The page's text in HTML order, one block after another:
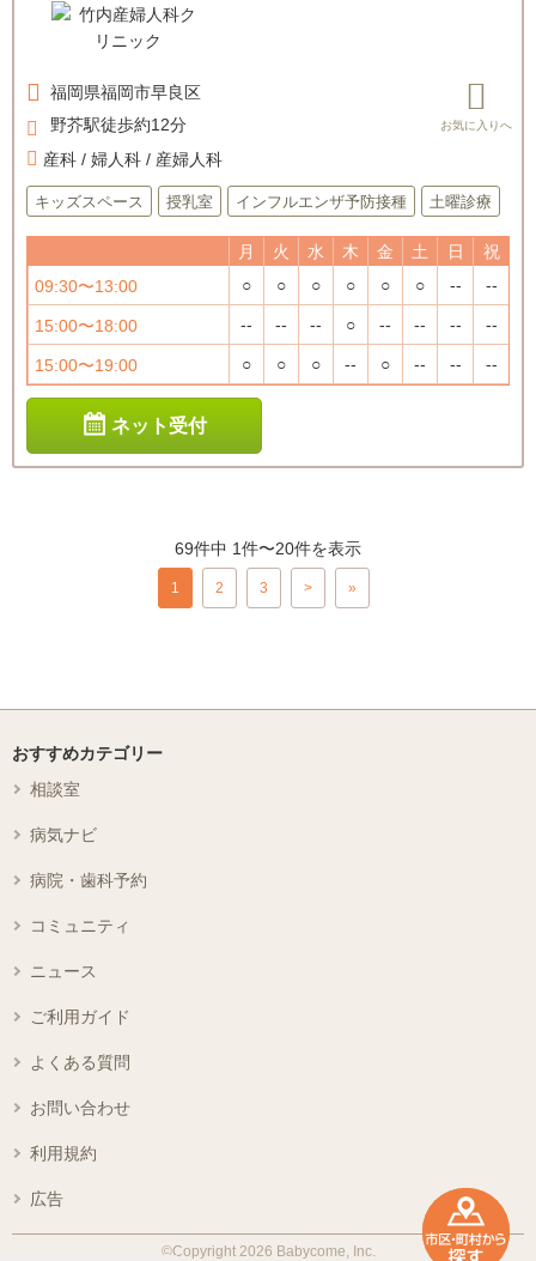
福岡県福岡市早良区
野芥駅徒歩約12分
産科 / 婦人科 / 産婦人科
キッズスペース 授乳室 インフルエンザ予防接種 土曜診療
月 火 水 木 金 土 日
祝
09:30〜13:00
○ ○ ○ ○ ○ ○ -- --
15:00〜18:00 -- -- -- ○ -- -- -- --
15:00〜19:00 ○ ○ ○ -- ○ -- -- --
ネット受付
69件中 1件〜20件を表示
1 2 3 > »
おすすめカテゴリー
相談室
病気ナビ
病院・歯科予約
コミュニティ
ニュース
ご利用ガイド
よくある質問
お問い合わせ
利用規約
広告
©Copyright 2026 Babycome, Inc.